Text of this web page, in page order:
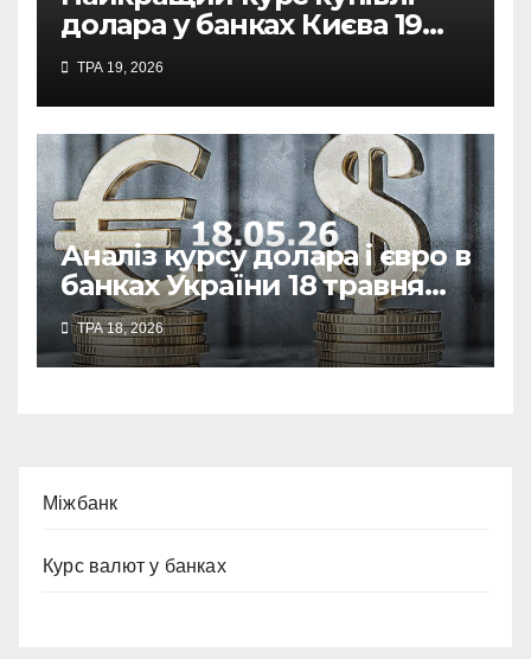
долара у банках Києва 19
травня 2026
ТРА 19, 2026
Аналіз курсу долара і євро в
банках України 18 травня
2026 року
ТРА 18, 2026
Міжбанк
Курс валют у банках